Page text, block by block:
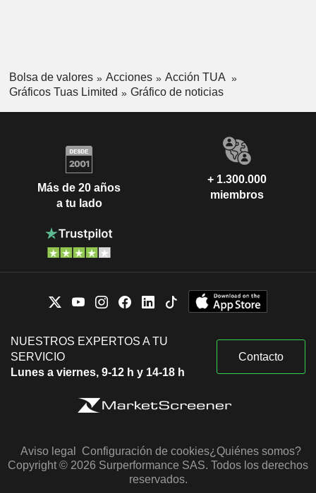
Bolsa de valores Acciones
Acción TUA
Gráficos Tuas Limited
Gráfico de noticias
Más de 20 años
a tu lado
+ 1.300.000
miembros
NUESTROS EXPERTOS A TU
SERVICIO
Lunes a viernes, 9-12 h y 14-18 h
Contacto
Aviso legal Configuración de cookies¿Quiénes somos?
Copyright © 2026 Surperformance SAS. Todos los derechos
reservados.